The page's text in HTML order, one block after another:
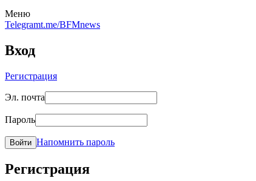
Меню
Telegramt.me/BFMnews
Вход
Регистрация
Эл. почта
Пароль
Войти Напомнить пароль
Регистрация